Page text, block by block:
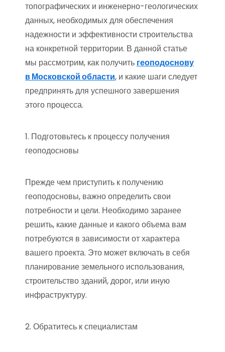
топографических и инженерно-геологических
данных, необходимых для обеспечения
надежности и эффективности строительства
на конкретной территории. В данной статье
мы рассмотрим, как получить геоподоснову
в Московской области, и какие шаги следует
предпринять для успешного завершения
этого процесса.
1. Подготовьтесь к процессу получения
геоподосновы
Прежде чем приступить к получению
геоподосновы, важно определить свои
потребности и цели. Необходимо заранее
решить, какие данные и какого объема вам
потребуются в зависимости от характера
вашего проекта. Это может включать в себя
планирование земельного использования,
строительство зданий, дорог, или иную
инфраструктуру.
2. Обратитесь к специалистам